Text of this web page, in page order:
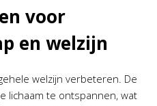
voor
en welzijn
welzijn verbeteren. De
lichaam te ontspannen, wat